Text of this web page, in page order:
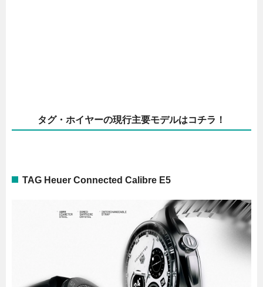
タグ・ホイヤーの現行主要モデルはコチラ！
TAG Heuer Connected Calibre E5